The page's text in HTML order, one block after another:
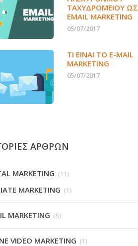
ΤΑΧΥΔΡΟΜΕΊΟΥ ΩΣ
EMAIL MARKETING
05/07/2017
ΤΙ ΕΊΝΑΙ ΤΟ E-MAIL
MARKETING
05/07/2017
ΑΡΘΡΩΝ
MARKETING (11)
MARKETING (1)
MARKETING (5)
VIDEO MARKETING (1)